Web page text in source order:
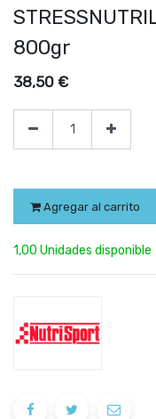
800gr
38,50 €
Agregar al carrito
1,00 Unidades disponible